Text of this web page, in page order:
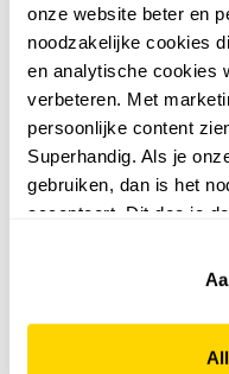
onze website beter en
noodzakelijke cookies
en analytische cookies
verbeteren. Met
persoonlijke content
Superhandig. Als je
gebruiken, dan is het
accepteert. Dit doe je
website niet optimaal